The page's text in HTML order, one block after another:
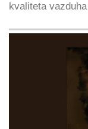
kvaliteta